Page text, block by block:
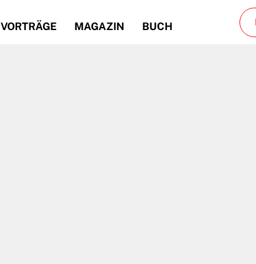
VORTRÄGE MAGAZIN BUCH